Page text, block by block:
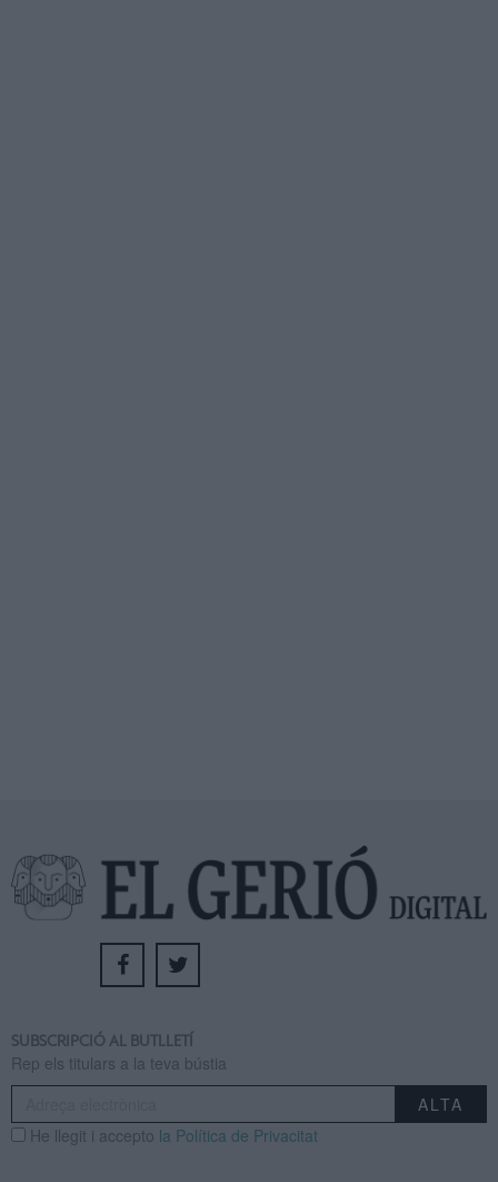
SUBSCRIPCIÓ AL BUTLLETÍ
Rep els titulars a la teva bústia
He llegit i accepto la Política de Privacitat